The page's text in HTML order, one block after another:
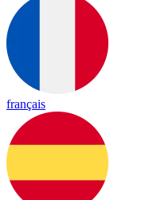
français